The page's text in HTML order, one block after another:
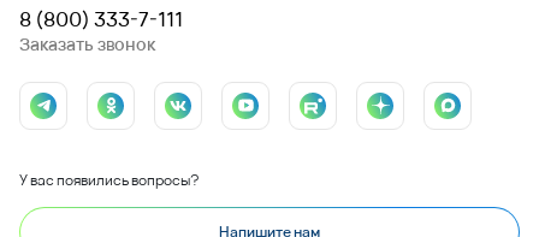
8 (800) 333-7-111
Заказать звонок
У вас появились вопросы?
Напишите нам